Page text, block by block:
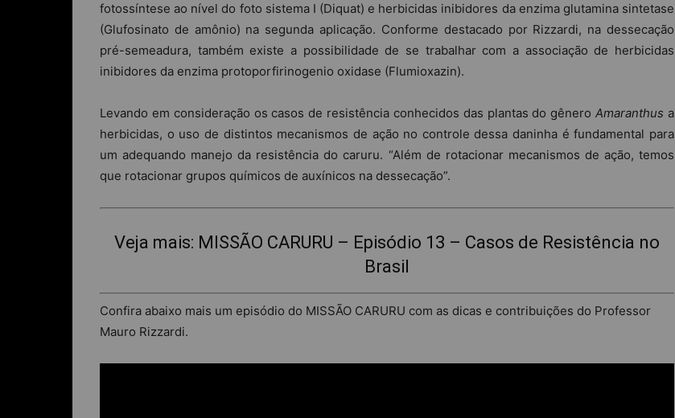
fotossíntese ao nível do foto sistema I (Diquat) e herbicidas inibidores da enzima glutamina sintetase
(Glufosinato de amônio) na segunda aplicação. Conforme destacado por Rizzardi, na dessecação
pré-semeadura, também existe a possibilidade de se trabalhar com a associação de herbicidas
inibidores da enzima protoporfirinogenio oxidase (Flumioxazin).
Levando em consideração os casos de resistência conhecidos das plantas do gêneroAmaranthus a
herbicidas, o uso de distintos mecanismos de ação no controle dessa daninha é fundamental para
um adequando manejo da resistência do caruru. “Além de rotacionar mecanismos de ação, temos
que rotacionar grupos químicos de auxínicos na dessecação”.
Veja mais: MISSÃO CARURU – Episódio 13 – Casos de Resistência no
Brasil
Confira abaixo mais um episódio do MISSÃO CARURU com as dicas e contribuições do Professor
Mauro Rizzardi.